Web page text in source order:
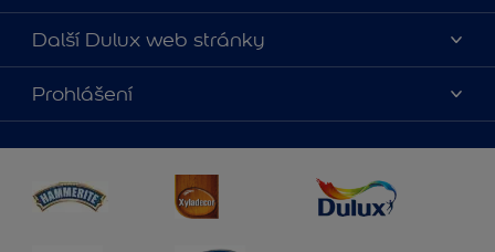
O nás
Kontaktujte nás
Najít obchod
Další Dulux web stránky
duluxmalir.cz
duluxmaliar.sk
duluxprodejnabarev.cz
duluxpredajnafarieb.sk
Prohlášení